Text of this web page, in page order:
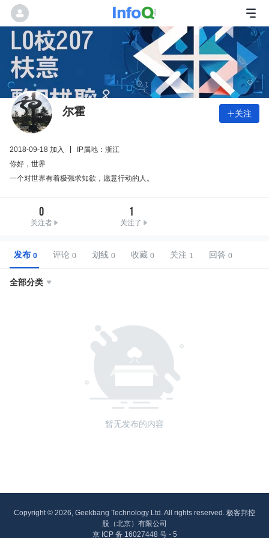
尔霍 关注
2018-09-18 加入
IP属地：浙江
你好，世界
一个对世界有着极强求知欲，愿意行动的人。
0
关注者
1
关注了
发布 评论 划线 收藏 关注 回答
全部分类 
暂无发布的内容
Copyright © 2026, Geekbang Technology Ltd. All rights reserved. 极客邦控
股（北京）有限公司
京 ICP 备 16027448 号 - 5